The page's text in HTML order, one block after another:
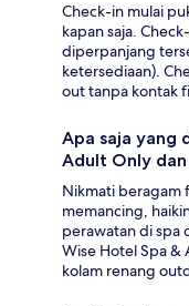
Check-in mulai
kapan saja.
diperpanjang
ketersediaan).
out tanpa kontak
Apa saja yang
Adult Only
Nikmati beragam
memancing,
perawatan di spa
Wise Hotel Spa
kolam renang